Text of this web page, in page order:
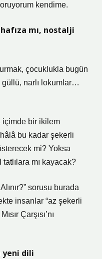
kendime.
mı, nostalji
çocuklukla bugün
güllü, narlı lokumlar…
içimde bir ikilem
bu kadar şekerli
mi? Yoksa
mı kayacak?
sorusu burada
insanlar “az şekerli
Çarşısı’nı
yeni dili